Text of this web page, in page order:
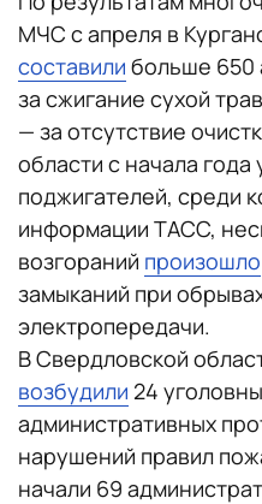
МЧС с апреля в
составили больше 650
за сжигание сухой
— за отсутствие
области с начала года
поджигателей, среди
информации ТАСС,
возгораний произошло
замыканий при
электропередачи.
В Свердловской
возбудили 24
административных
нарушений правил
начали 69